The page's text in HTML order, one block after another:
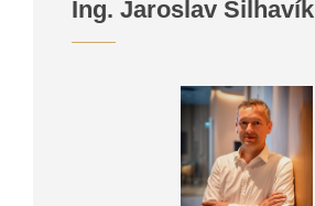
Ing. Jaroslav Šilhavík